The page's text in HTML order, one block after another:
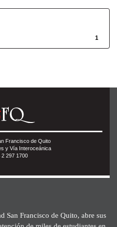
1
Francisco de Quito
y Vía Interoceánica
2 297 1700
San Francisco de Quito, abre sus